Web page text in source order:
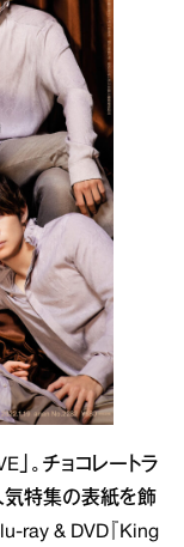
。チョコレートラ
気特集の表紙を飾
ray & DVD『King